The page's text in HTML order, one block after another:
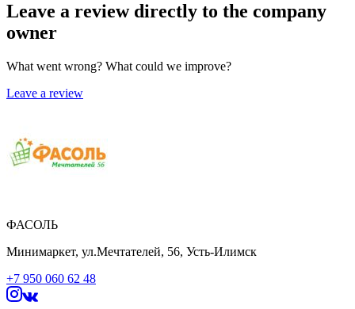
Leave a review directly to the company
owner
What went wrong? What could we improve?
Leave a review
ФАСОЛЬ
Минимаркет, ул.Мечтателей, 56, Усть-Илимск
+7 950 060 62 48